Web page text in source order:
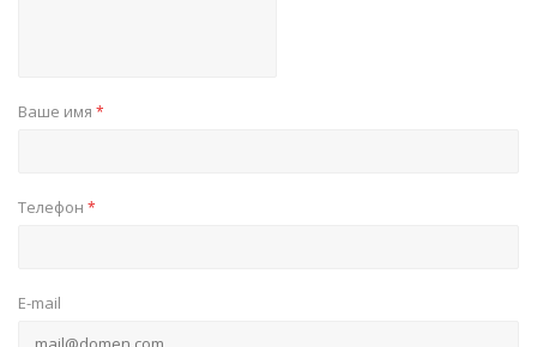
Ваше имя *
Телефон *
E-mail